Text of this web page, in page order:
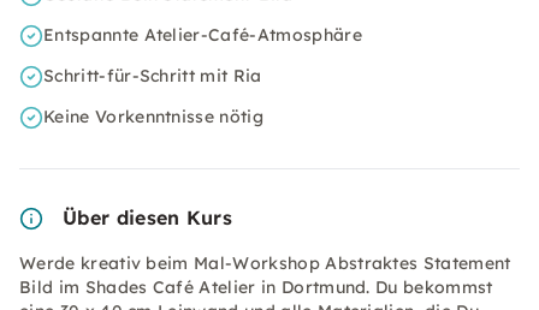
Entspannte Atelier-Café-Atmosphäre
Schritt-für-Schritt mit Ria
Keine Vorkenntnisse nötig
Über diesen Kurs
Werde kreativ beim Mal-Workshop Abstraktes Statement
Bild im Shades Café Atelier in Dortmund. Du bekommst